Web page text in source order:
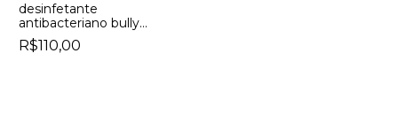
desinfetante
antibacteriano bully
nutrition concentrado
limpa canil
R$110,00